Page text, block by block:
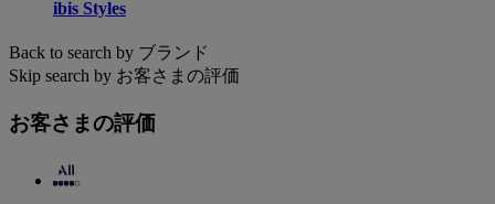
ibis Styles
Back to search by ブランド
Skip search by お客さまの評価
お客さまの評価